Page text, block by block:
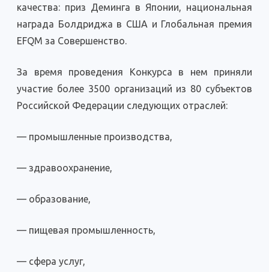
качества: приз Деминга в Японии, национальная
награда Болдриджа в США и Глобальная премия
EFQM за Совершенство.
За время проведения Конкурса в нем приняли
участие более 3500 организаций из 80 субъектов
Российской Федерации следующих отраслей:
— промышленные производства,
— здравоохранение,
— образование,
— пищевая промышленность,
— сфера услуг,